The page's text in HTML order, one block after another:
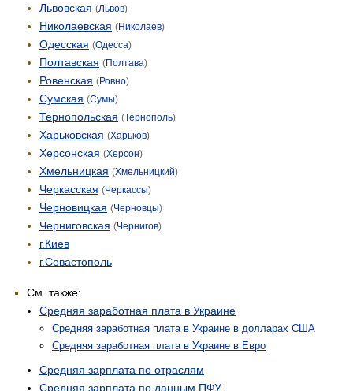
Львовская (Львов)
Николаевская (Николаев)
Одесская (Одесса)
Полтавская (Полтава)
Ровенская (Ровно)
Сумская (Сумы)
Тернопольская (Тернополь)
Харьковская (Харьков)
Херсонская (Херсон)
Хмельницкая (Хмельницкий)
Черкасская (Черкассы)
Черновицкая (Черновцы)
Черниговская (Чернигов)
г.Киев
г.Севастополь
См. также:
Средняя заработная плата в Украине
Средняя заработная плата в Украине в долларах США
Средняя заработная плата в Украине в Евро
Средняя зарплата по отраслям
Средняя зарплата по данным ПФУ